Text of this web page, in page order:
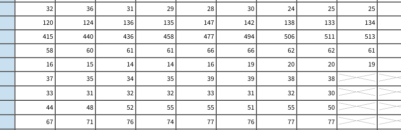
32 36 31 29 28 30 24 25
25
120 124 136 135 147 142 138 133
134
415 440 436 458 477 494 506 511
513
58 60 61 61 66 66 62 62
61
16 15 14 14 16 19 20 20
19
37 35 34 35 39 39 38
38
33 31 32 32 33 31 32
30
44 48 52 55 55 51 55
50
67 71 76 74 77 76 77
77